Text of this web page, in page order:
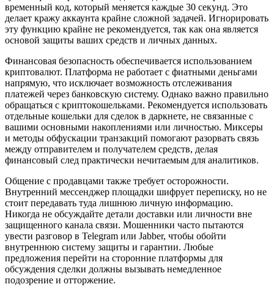
временный код, который меняется каждые 30 секунд. Это
делает кражу аккаунта крайне сложной задачей. Игнорировать
эту функцию крайне не рекомендуется, так как она является
основой защиты ваших средств и личных данных.
Финансовая безопасность обеспечивается использованием
криптовалют. Платформа не работает с фиатными деньгами
напрямую, что исключает возможность отслеживания
платежей через банковскую систему. Однако важно правильно
обращаться с криптокошельками. Рекомендуется использовать
отдельные кошельки для сделок в даркнете, не связанные с
вашими основными накоплениями или личностью. Миксеры
и методы обфускации транзакций помогают разорвать связь
между отправителем и получателем средств, делая
финансовый след практически нечитаемым для аналитиков.
Общение с продавцами также требует осторожности.
Внутренний мессенджер площадки шифрует переписку, но не
стоит передавать туда лишнюю личную информацию.
Никогда не обсуждайте детали доставки или личности вне
защищенного канала связи. Мошенники часто пытаются
увести разговор в Telegram или Jabber, чтобы обойти
внутреннюю систему защиты и гарантии. Любые
предложения перейти на сторонние платформы для
обсуждения сделки должны вызывать немедленное
подозрение и отторжение.